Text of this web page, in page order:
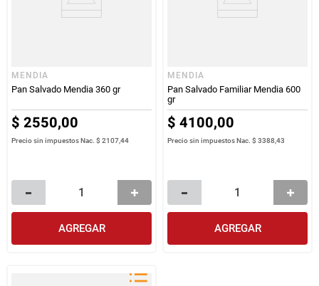
MENDIA
Pan Salvado Mendia 360 gr
$ 2550,00
Precio sin impuestos Nac.$ 2107,44
AGREGAR
MENDIA
Pan Salvado Familiar Mendia 600
gr
$ 4100,00
Precio sin impuestos Nac.$ 3388,43
AGREGAR